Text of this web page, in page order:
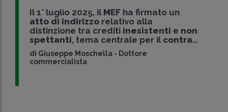
Il 1° luglio 2025, ilMEF ha firmato un
atto di indirizzo relativo alla
distinzione tra crediti inesistenti e non
spettanti, tema centrale per il contra..
di Giuseppe Moschella - Dottore
commercialista